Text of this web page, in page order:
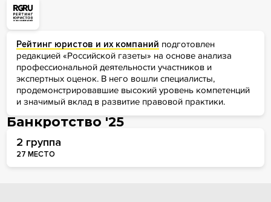
Рейтинг юристов и их компаний подготовлен
редакцией «Российской газеты» на основе анализа
профессиональной деятельности участников и
экспертных оценок. В него вошли специалисты,
продемонстрировавшие высокий уровень компетенций
и значимый вклад в развитие правовой практики.
Банкротство '25
2 группа
27 МЕСТО